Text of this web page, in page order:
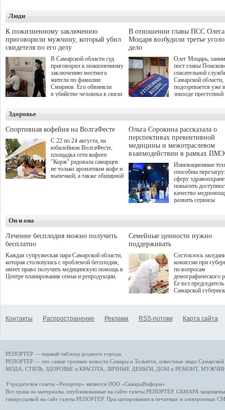
Живайкина, направленные
на трудоустройство и более
спокойную адаптацию к
мирной жизни.
игре "Мир танков"
выступили
партия "Единая
игровая студия
Люди
К пожизненному заключению
приговорили мужчину, который убил
свидетеля по его делу
В Самарской области суд
приговорил к пожизненному
заключению местного
жителя по фамилии
Смирнов. Его обвиняли
в убийстве человека в связи
В отношении главы ПСС Олега
Моцаря возбудили третье
дело
Олег Моцарь,
пост главы
спасательной
Самарской области,
подозревается уже
эпизоде преступной
а сам он
Здоровье
Спортивная кофейня на ВолгаФесте
С 22 по 24 августа, на
юбилейном ВолгаФесте,
площадка сети кофеен
"Корж" радовала самарцев
не только ароматным кофе и
выпечкой, а также обширной
Ольга Сорокина рассказала о
перспективах превентивной
медицины и межотраслевом
взаимодействии в рамках
Инновационные
способны
сферу
повысить
качество
развить сервисы
определенными
К ним можно
возникающие при
данными
более динамичного
проникновения
сегмент
отраслевое
рассказала Ольга
ходе сессии
качества жизни" в
ПМЭФ 2025. В
РФ Михаил
представители
Государственной
Он и она
Лечение бесплодия можно получить
бесплатно
Каждая супружеская пара Самарской области,
которая столкнулась с проблемой бесплодия,
имеет право получить медицинскую помощь в
Центре планирования семьи и репродукции.
Семейные ценности нужно
поддерживать
Состоялось
комиссии при
по вопросам
демографического
Ее вел председатель
Самарской
Контакты Распространение Реклама RSS-потоки Карта сайта
РЕПОРТЕР — первый таблоид родного города.
РЕПОРТЕР — это самые громкие новости Самары и Тольятти, известные люди
МОДА, СТИЛЬ ЗДОРОВЬЕ и КРАСОТА ЛИЧНЫЕ ДЕНЬГИ ДОМ и РЕМОНТ,
Учредителем газеты «Репортер» является ООО «СамараИнформ»
Все права на материалы, опубликованные на сайте газеты РЕПОРТЕР. САМАРА защищены.
гиперссылкой на сайт газеты РЕПОРТЕР. При цитировании в печатных и электронных